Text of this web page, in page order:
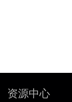
资源中心